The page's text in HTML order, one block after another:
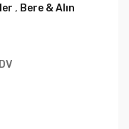
, Bere & Alın